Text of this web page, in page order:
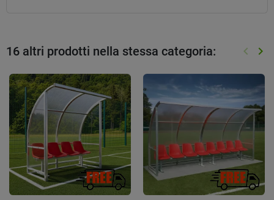
16 altri prodotti nella stessa categoria: keyboard_arrow_left keyboard_arrow_right